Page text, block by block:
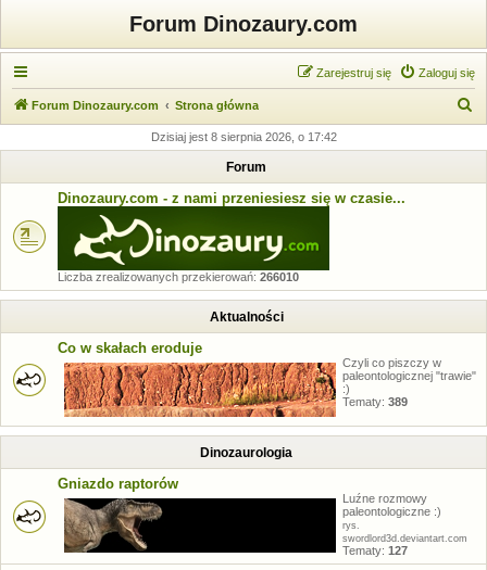
Forum Dinozaury.com
Zaloguj się
Zarejestruj się
Forum Dinozaury.com Strona główna
k
Dzisiaj jest 8 sierpnia 2026, o 17:42
Forum
Dinozaury.com - z nami przeniesiesz się w czasie...
Liczba zrealizowanych przekierowań: 266010
Aktualności
Co w skałach eroduje
Czyli co piszczy w
paleontologicznej "trawie"
:)
Tematy: 389
Dinozaurologia
Gniazdo raptorów
Luźne rozmowy
paleontologiczne :)
rys.
swordlord3d.deviantart.com
Tematy: 127